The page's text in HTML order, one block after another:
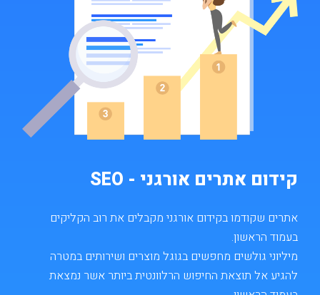
קידום אתרים אורגני - SEO
אתרים שקודמו בקידום אורגני מקבלים את רוב הקליקים
בעמוד הראשון.
מיליוני גולשים מחפשים בגוגל מוצרים ושירותים במטרה
להגיע אל תוצאת החיפוש הרלוונטית ביותר אשר נמצאת